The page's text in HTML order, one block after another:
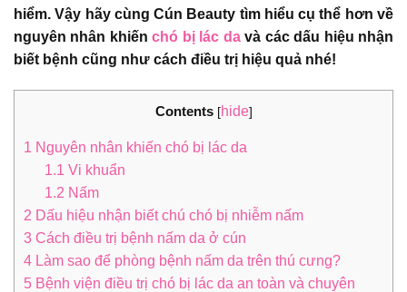
hiểm. Vậy hãy cùng Cún Beauty tìm hiểu cụ thể hơn về
nguyên nhân khiếnchó bị lác davà các dấu hiệu nhận
biết bệnh cũng như cách điều trị hiệu quả nhé!
Contents [hide]
1 Nguyên nhân khiến chó bị lác da
1.1 Vi khuẩn
1.2 Nấm
2 Dấu hiệu nhận biết chú chó bị nhiễm nấm
3 Cách điều trị bệnh nấm da ở cún
4 Làm sao để phòng bệnh nấm da trên thú cưng?
5 Bệnh viện điều trị chó bị lác da an toàn và chuyên